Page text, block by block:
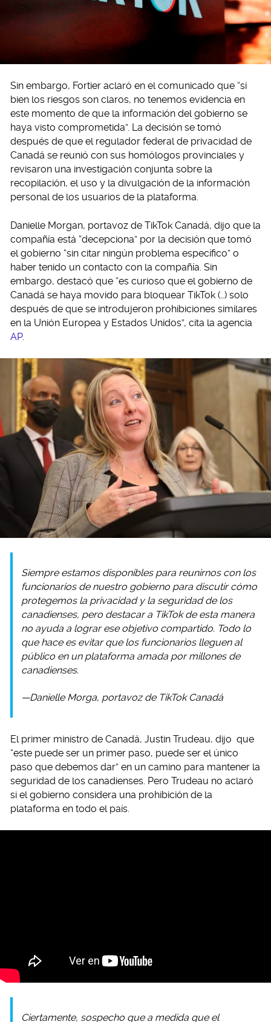
Sin embargo, Fortier aclaró en el comunicado que “si
bien los riesgos son claros, no tenemos evidencia en
este momento de que la información del gobierno se
haya visto comprometida”. La decisión se tomó
después de que el regulador federal de privacidad de
Canadá se reunió con sus homólogos provinciales y
revisaron una investigación conjunta sobre la
recopilación, el uso y la divulgación de la información
personal de los usuarios de la plataforma.
Danielle Morgan, portavoz de TikTok Canadá, dijo que la
compañía está “decepciona” por la decisión que tomó
el gobierno “sin citar ningún problema específico” o
haber tenido un contacto con la compañía. Sin
embargo, destacó que “es curioso que el gobierno de
Canadá se haya movido para bloquear TikTok (…) solo
después de que se introdujeron prohibiciones similares
en la Unión Europea y Estados Unidos”, cita la agencia
AP.
Siempre estamos disponibles para reunirnos con los
funcionarios de nuestro gobierno para discutir cómo
protegemos la privacidad y la seguridad de los
canadienses, pero destacar a TikTok de esta manera
no ayuda a lograr ese objetivo compartido. Todo lo
que hace es evitar que los funcionarios lleguen al
público en un plataforma amada por millones de
canadienses.
—Danielle Morga, portavoz de TikTok Canadá
El primer ministro de Canadá, Justin Trudeau, dijo que
“este puede ser un primer paso, puede ser el único
paso que debemos dar” en un camino para mantener la
seguridad de los canadienses. Pero Trudeau no aclaró
si el gobierno considera una prohibición de la
plataforma en todo el país.
Ciertamente, sospecho que a medida que el